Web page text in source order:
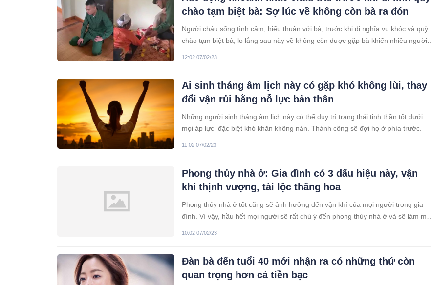
chào tạm biệt bà: Sợ lúc về không còn bà ra đón
Người cháu sống tình cảm, hiếu thuận với bà, trước khi đi nghĩa vụ khóc và quỳ
chào tạm biệt bà, lo lắng sau này về không còn được gặp bà khiến nhiều người
12:02 07/02/23
Ai sinh tháng âm lịch này có gặp khó không lùi, thay
đổi vận rủi bằng nỗ lực bản thân
Những người sinh tháng âm lịch này có thể duy trì trạng thái tinh thần tốt dưới
mọi áp lực, đặc biệt khó khăn không nản. Thành công sẽ đợi họ ở phía trước.
11:02 07/02/23
Phong thủy nhà ở: Gia đình có 3 dấu hiệu này, vận
khí thịnh vượng, tài lộc thăng hoa
Phong thủy nhà ở tốt cũng sẽ ảnh hưởng đến vận khí của mọi người trong gia
đình. Vì vậy, hầu hết mọi người sẽ rất chú ý đến phong thủy nhà ở và sẽ làm một
10:02 07/02/23
Đàn bà đến tuổi 40 mới nhận ra có những thứ còn
quan trọng hơn cả tiền bạc